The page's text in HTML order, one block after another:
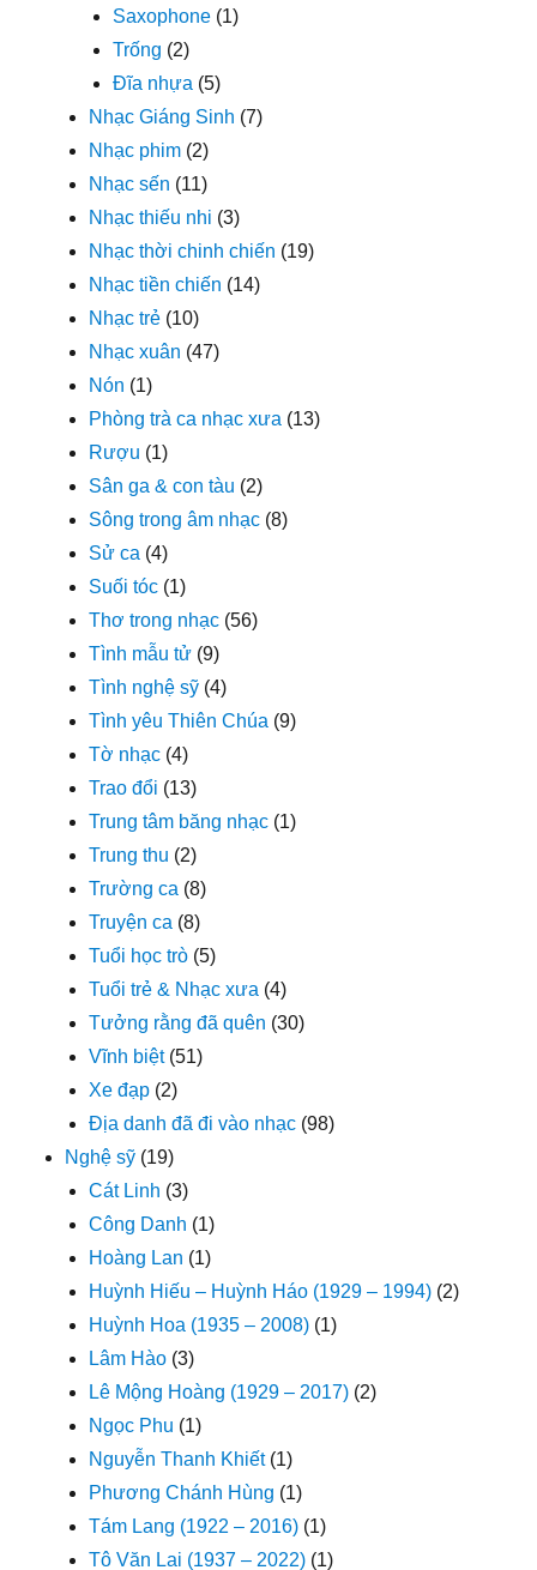
Saxophone (1)
Trống (2)
Đĩa nhựa (5)
Nhạc Giáng Sinh (7)
Nhạc phim (2)
Nhạc sến (11)
Nhạc thiếu nhi (3)
Nhạc thời chinh chiến (19)
Nhạc tiền chiến (14)
Nhạc trẻ (10)
Nhạc xuân (47)
Nón (1)
Phòng trà ca nhạc xưa (13)
Rượu (1)
Sân ga & con tàu (2)
Sông trong âm nhạc (8)
Sử ca (4)
Suối tóc (1)
Thơ trong nhạc (56)
Tình mẫu tử (9)
Tình nghệ sỹ (4)
Tình yêu Thiên Chúa (9)
Tờ nhạc (4)
Trao đổi (13)
Trung tâm băng nhạc (1)
Trung thu (2)
Trường ca (8)
Truyện ca (8)
Tuổi học trò (5)
Tuổi trẻ & Nhạc xưa (4)
Tưởng rằng đã quên (30)
Vĩnh biệt(51)
Xe đạp (2)
Địa danh đã đi vào nhạc (98)
Nghệ sỹ (19)
Cát Linh (3)
Công Danh (1)
Hoàng Lan (1)
Huỳnh Hiếu – Huỳnh Háo (1929 – 1994) (2)
Huỳnh Hoa (1935 – 2008) (1)
Lâm Hào (3)
Lê Mộng Hoàng (1929 – 2017) (2)
Ngọc Phu (1)
Nguyễn Thanh Khiết(1)
Phương Chánh Hùng (1)
Tám Lang (1922 – 2016) (1)
Tô Văn Lai (1937 – 2022) (1)